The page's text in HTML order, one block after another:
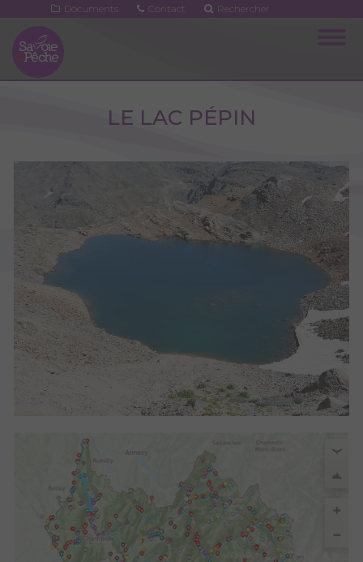
contenu
principal
Documents Contact Rechercher
LE LAC PÉPIN